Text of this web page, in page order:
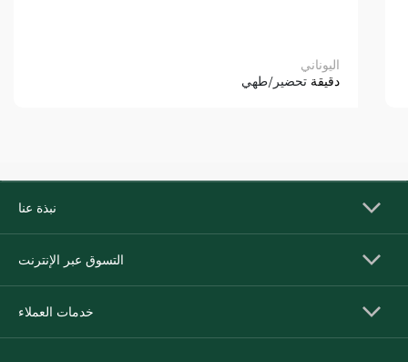
اليوناني
دقيقة تحضير/طهي
نبذة عنا
التسوق عبر الإنترنت
خدمات العملاء